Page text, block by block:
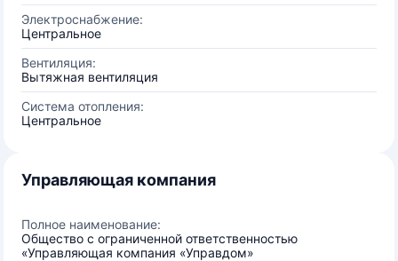
Электроснабжение:
Центральное
Вентиляция:
Вытяжная вентиляция
Система отопления:
Центральное
Управляющая компания
Полное наименование:
Общество с ограниченной ответственностью
«Управляющая компания «Управдом»